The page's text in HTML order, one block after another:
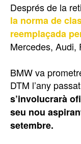
Després de la
la norma de
reemplaçada
Mercedes, Audi,
BMW va
DTM l’any
s’involucrarà
seu nou
setembre.